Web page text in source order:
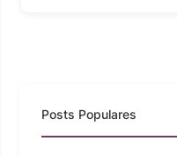
Posts Populares